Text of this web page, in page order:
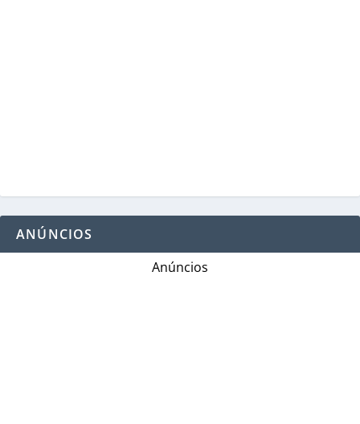
ANÚNCIOS
Anúncios